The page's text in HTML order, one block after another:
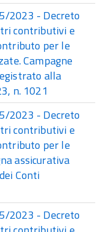
2023 - Decreto
contributivi e
per le
Campagne
alla
n. 1021
2023 - Decreto
contributivi e
per le
assicurativa
Conti
2023 - Decreto